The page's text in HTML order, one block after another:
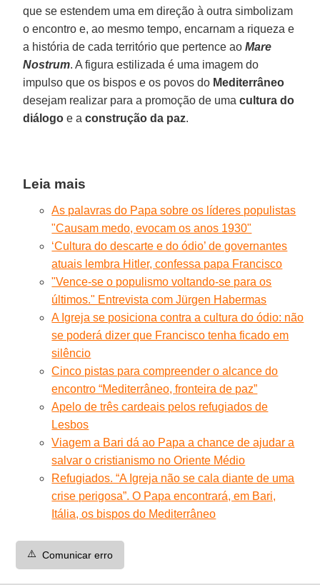
que se estendem uma em direção à outra simbolizam
o encontro e, ao mesmo tempo, encarnam a riqueza e
a história de cada território que pertence aoMare
Nostrum. A figura estilizada é uma imagem do
impulso que os bispos e os povos do Mediterrâneo
desejam realizar para a promoção de umacultura do
diálogo e aconstrução da paz.
Leia mais
As palavras do Papa sobre os líderes populistas
"Causam medo, evocam os anos 1930"
‘Cultura do descarte e do ódio’ de governantes
atuais lembra Hitler, confessa papa Francisco
"Vence-se o populismo voltando-se para os
últimos." Entrevista com Jürgen Habermas
A Igreja se posiciona contra a cultura do ódio: não
se poderá dizer que Francisco tenha ficado em
silêncio
Cinco pistas para compreender o alcance do
encontro “Mediterrâneo, fronteira de paz”
Apelo de três cardeais pelos refugiados de
Lesbos
Viagem a Bari dá ao Papa a chance de ajudar a
salvar o cristianismo no Oriente Médio
Refugiados. “A Igreja não se cala diante de uma
crise perigosa”. O Papa encontrará, em Bari,
Itália, os bispos do Mediterrâneo
⚠️ Comunicar erro